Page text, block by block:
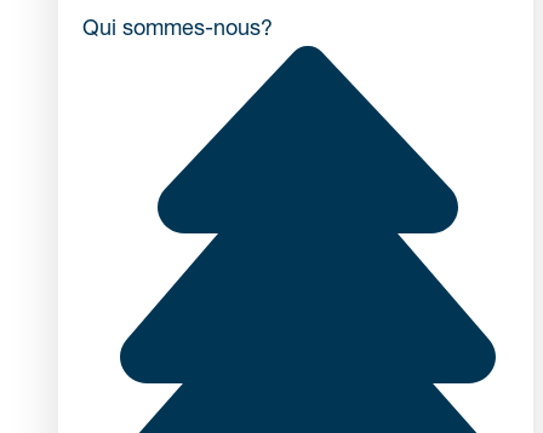
Qui sommes-nous?